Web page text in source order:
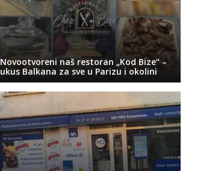
Novootvoreni naš restoran „Kod Bize“ –
ukus Balkana za sve u Parizu i okolini